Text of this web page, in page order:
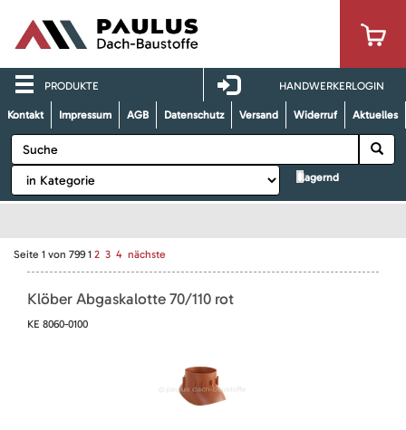
PRODUKTE HANDWERKERLOGIN
Kontakt Impressum AGB Datenschutz Versand Widerruf Aktuelles
lagernd
Seite 1 von 799 1 2 3 4 nächste
Klöber Abgaskalotte 70/110 rot
KE 8060-0100